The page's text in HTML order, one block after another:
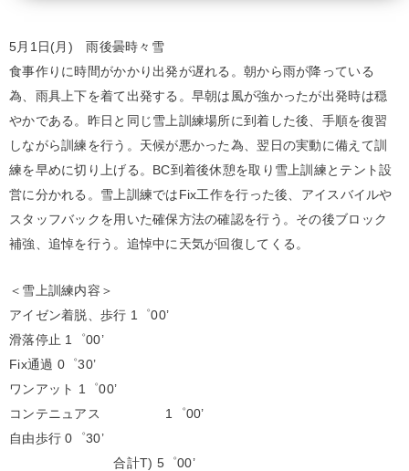
5月1日(月) 雨後曇時々雪
食事作りに時間がかかり出発が遅れる。朝から雨が降っている
為、雨具上下を着て出発する。早朝は風が強かったが出発時は穏
やかである。昨日と同じ雪上訓練場所に到着した後、手順を復習
しながら訓練を行う。天候が悪かった為、翌日の実動に備えて訓
練を早めに切り上げる。BC到着後休憩を取り雪上訓練とテント設
営に分かれる。雪上訓練ではFix工作を行った後、アイスバイルや
スタッフバックを用いた確保方法の確認を行う。その後ブロック
補強、追悼を行う。追悼中に天気が回復してくる。
＜雪上訓練内容＞
アイゼン着脱、歩行 1゜00’
滑落停止 1゜00’
Fix通過 0゜30’
ワンアット 1゜00’
コンテニュアス 1゜00’
自由歩行 0゜30’
合計T) 5゜00’